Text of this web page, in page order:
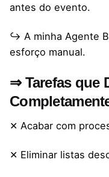
antes do evento.
↪ A minha Agente
esforço manual.
⇒ Tarefas que
✕ Acabar com
✕ Eliminar listas